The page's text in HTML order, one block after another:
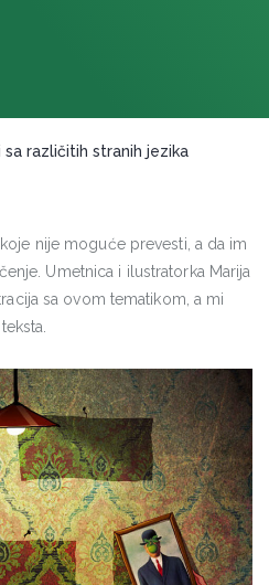
različitih stranih jezika
nije moguće prevesti, a da im
Umetnica i ilustratorka Marija
sa ovom tematikom, a mi